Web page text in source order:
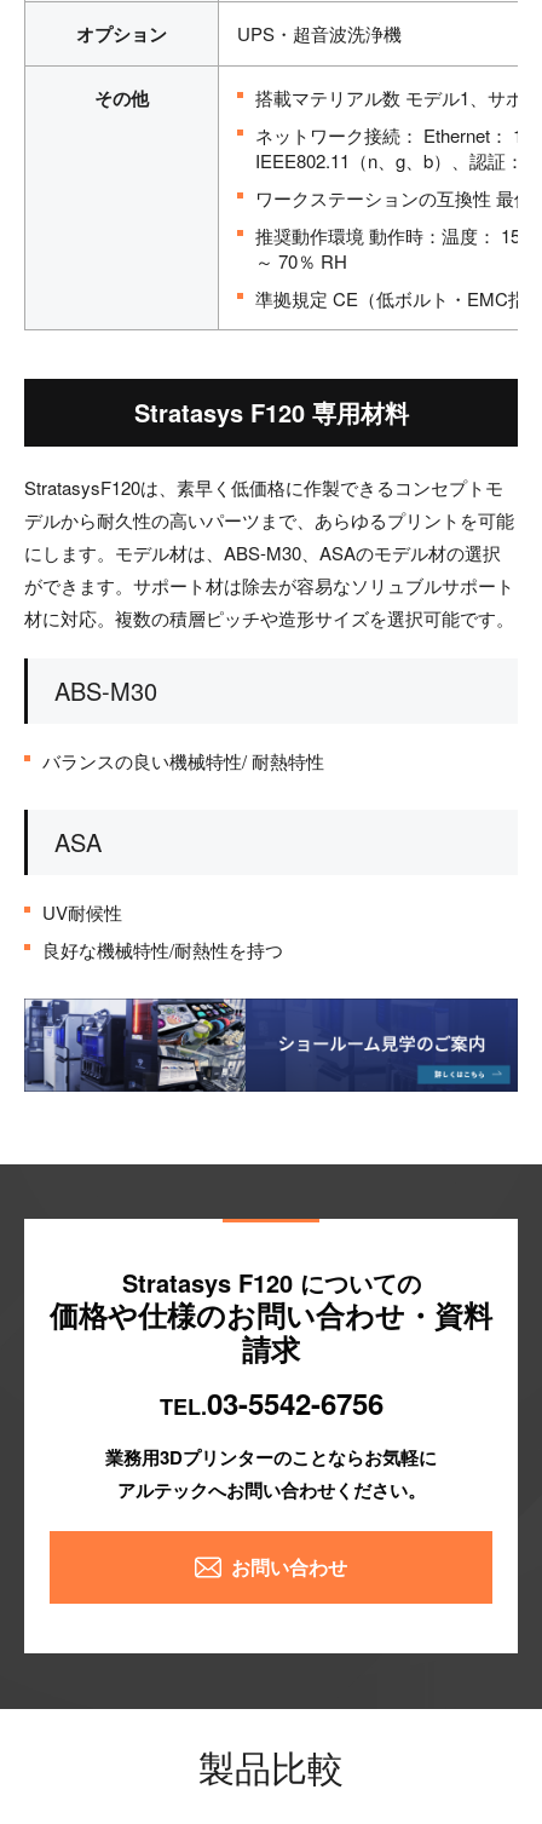
オプション UPS・超音波洗浄機
その他
搭載マテリアル数 モデル1、サポ
ネットワーク接続： Ethernet：
IEEE802.11（n、g、b）、認証：
ワークステーションの互換性 最
推奨動作環境 動作時：温度： 15
～ 70％ RH
準拠規定 CE（低ボルト・EMC指
Stratasys F120 専用材料
StratasysF120は、素早く低価格に作製できるコンセプトモ
デルから耐久性の高いパーツまで、あらゆるプリントを可能
にします。モデル材は、ABS-M30、ASAのモデル材の選択
ができます。サポート材は除去が容易なソリュブルサポート
材に対応。複数の積層ピッチや造形サイズを選択可能です。
ABS-M30
バランスの良い機械特性/ 耐熱特性
ASA
UV耐候性
良好な機械特性/耐熱性を持つ
Stratasys F120 についての
価格や仕様のお問い合わせ・資料
請求
TEL.03-5542-6756
業務用3Dプリンターのことならお気軽に
アルテックへお問い合わせください。
お問い合わせ
製品比較